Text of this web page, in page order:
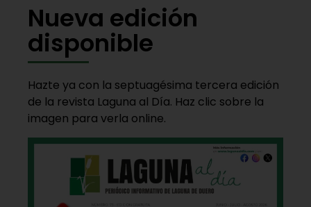
Nueva edición
disponible
Hazte ya con la septuagésima tercera edición
de la revista Laguna al Día. Haz clic sobre la
imagen para verla online.